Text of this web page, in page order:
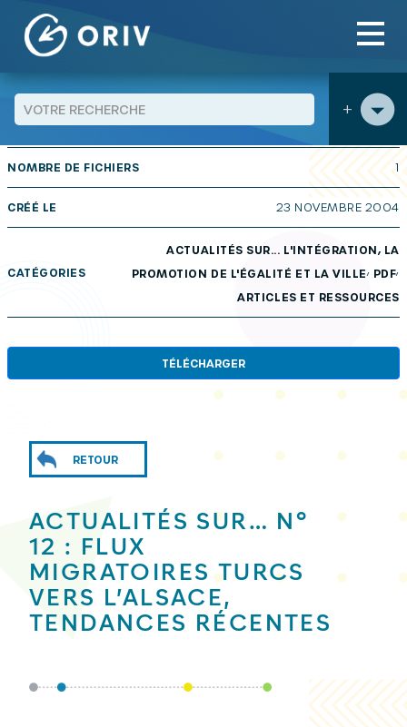
Aller au contenu
+
publications
Actualités sur… n° 12 : Flux migratoires turcs
vers l’Alsace, tendances récentes
TAILLE 2.05 MB
NOMBRE DE FICHIERS 1
CRÉÉ LE 23 NOVEMBRE 2004
CATÉGORIES
ACTUALITÉS SUR... L'INTÉGRATION, LA
PROMOTION DE L'ÉGALITÉ ET LA VILLE, PDF,
ARTICLES ET RESSOURCES
TÉLÉCHARGER
RETOUR
ACTUALITÉS SUR… N°
12 : FLUX
MIGRATOIRES TURCS
VERS L’ALSACE,
TENDANCES RÉCENTES
Panneau de gestion des cookies